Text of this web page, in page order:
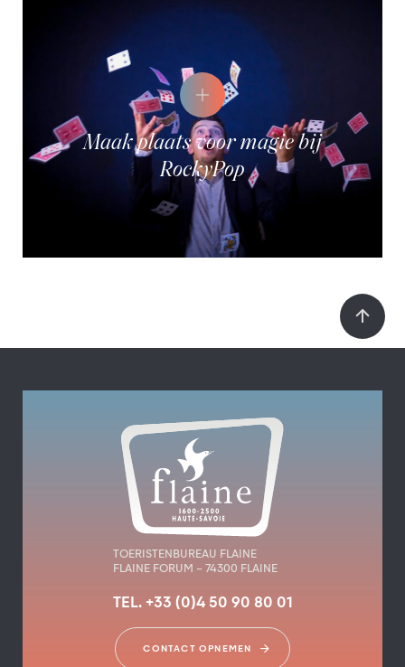
Maak plaats voor magie bij
RockyPop
TOERISTENBUREAU FLAINE
FLAINE FORUM – 74300 FLAINE
TEL. +33 (0)4 50 90 80 01
CONTACT OPNEMEN